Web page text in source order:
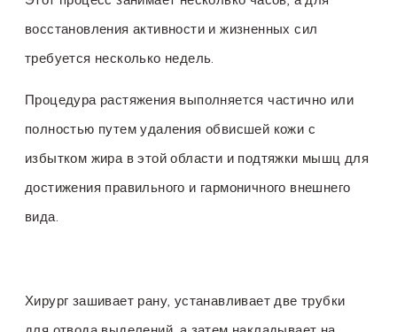
восстановления активности и жизненных сил
требуется несколько недель.
Процедура растяжения выполняется частично или
полностью путем удаления обвисшей кожи с
избытком жира в этой области и подтяжки мышц для
достижения правильного и гармоничного внешнего
вида.
Хирург зашивает рану, устанавливает две трубки